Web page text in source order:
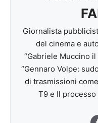
Giornalista
del cinema e
“Gabriele Muccino
“Gennaro Volpe:
di trasmissioni
T9 e Il